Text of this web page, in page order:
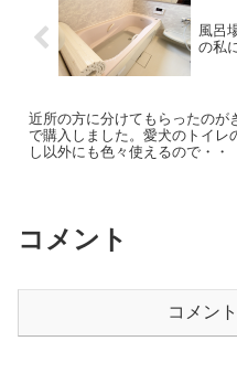
風呂
の私
近所の方に分けてもらったのが
で購入しました。愛犬のトイレ
し以外にも色々使えるので・・
コメント
コメン